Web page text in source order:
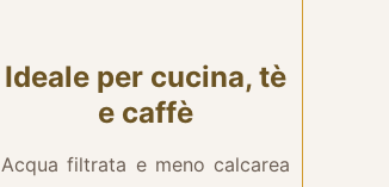
Ideale per cucina, tè
e caffè
Acqua filtrata e meno calcarea